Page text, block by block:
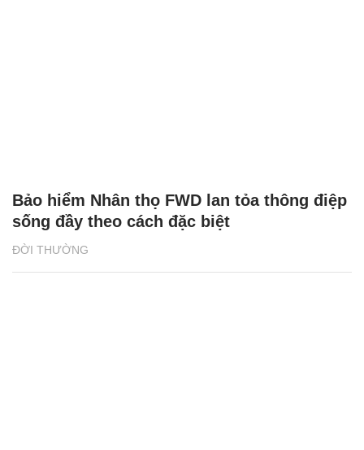
ĐỜI THƯỜNG
Bảo hiểm Nhân thọ FWD lan tỏa thông điệp
sống đầy theo cách đặc biệt